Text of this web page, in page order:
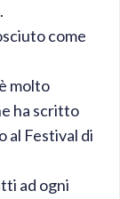
come
molto
ha scritto
al Festival di
ad ogni